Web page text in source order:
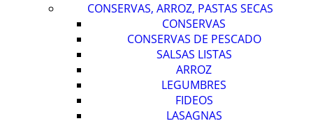
CONSERVAS, ARROZ, PASTAS SECAS
CONSERVAS
CONSERVAS DE PESCADO
SALSAS LISTAS
ARROZ
LEGUMBRES
FIDEOS
LASAGNAS